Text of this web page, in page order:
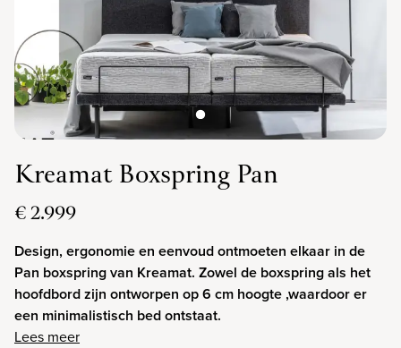
Kreamat Boxspring Pan
€ 2.999
Design, ergonomie en eenvoud ontmoeten elkaar in de
Pan boxspring van Kreamat. Zowel de boxspring als het
hoofdbord zijn ontworpen op 6 cm hoogte ,waardoor er
een minimalistisch bed ontstaat.
Lees meer